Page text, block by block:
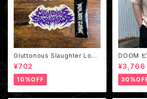
Gluttonous Slaughter Logo
Big Sticker /クリアステッカー
¥702
10%OFF
DOOM ビ
rt Beige
¥3,766